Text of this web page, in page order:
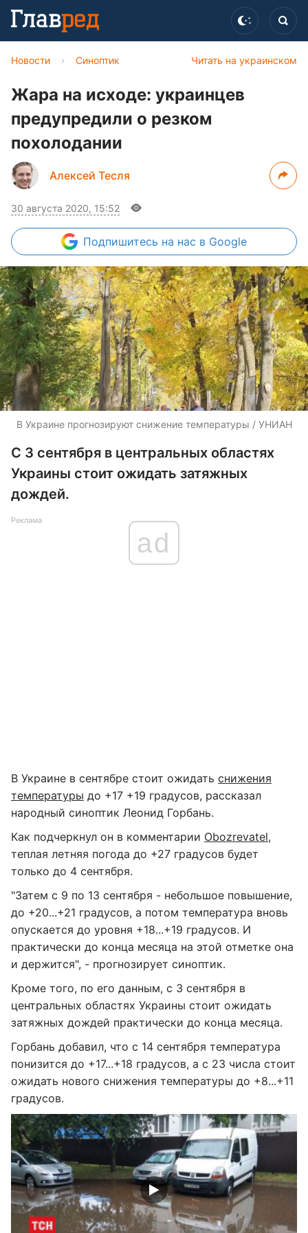
Читать на украинском
Новости › Синоптик
Жара на исходе: украинцев
предупредили о резком
похолодании
Алексей Тесля
30 августа 2020, 15:52
Подпишитесь на нас в Google
В Украине прогнозируют снижение температуры / УНИАН
С 3 сентября в центральных областях
Украины стоит ожидать затяжных
дождей.
Реклама
ad
В Украине в сентябре стоит ожидать снижения
температуры до +17 +19 градусов, рассказал
народный синоптик Леонид Горбань.
Как подчеркнул он в комментарии Оbozrevatel,
теплая летняя погода до +27 градусов будет
только до 4 сентября.
"Затем с 9 по 13 сентября - небольшое повышение,
до +20...+21 градусов, а потом температура вновь
опускается до уровня +18...+19 градусов. И
практически до конца месяца на этой отметке она
и держится", - прогнозирует синоптик.
Кроме того, по его данным, с 3 сентября в
центральных областях Украины стоит ожидать
затяжных дождей практически до конца месяца.
Горбань добавил, что с 14 сентября температура
понизится до +17...+18 градусов, а с 23 числа стоит
ожидать нового снижения температуры до +8...+11
градусов.